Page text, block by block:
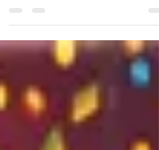
stattfinden; denn bei jedem kommen ein,
Dutzend chronisch Schwerkranke
– vermeintlich "behandlungsresistent" seit
langem. Da gibt es nichts zu lachen, oder?
Erwachsene lachen im Schnitt 15 bis 20 Mal
pro Tag, Kinder 200 bis 400 Mal. Und Teilneh­
mer eines Therapiecamps meiner Stiftung